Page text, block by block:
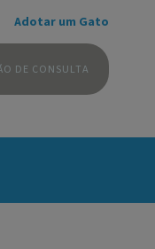
Adotar um Gato
DE CONSULTA